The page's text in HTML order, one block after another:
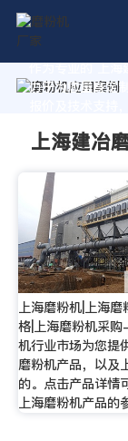
作为专业的 上海
力于为您量身定
上海建冶
上海磨粉机|上海磨
格|上海磨粉机采
机行业市场为您提
磨粉机产品，以及
的。点击产品详情
上海磨粉机产品的